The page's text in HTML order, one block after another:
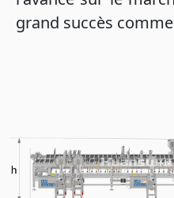
grand succès